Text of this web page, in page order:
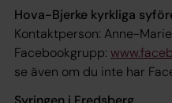
Hova-Bjerke kyrkliga
Kontaktperson: Anne-
Facebookgrupp:
se även om du inte har